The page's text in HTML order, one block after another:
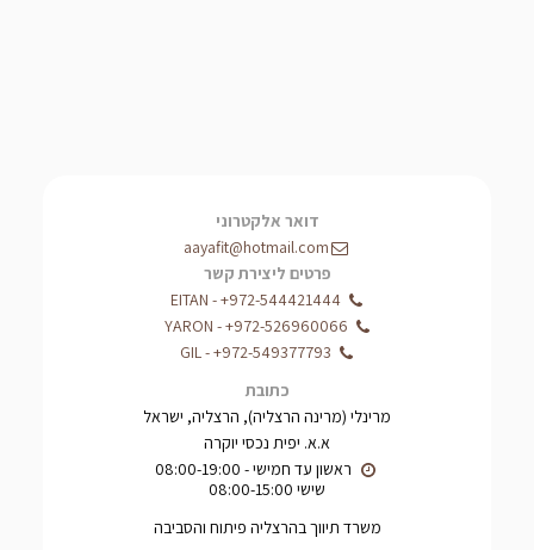
דואר אלקטרוני
aayafit@hotmail.com
פרטים ליצירת קשר
+972-544421444
-
EITAN
+972-526960066
-
YARON
+972-549377793
-
GIL
כתובת
מרינלי (מרינה הרצליה), הרצליה, ישראל
א.א. יפית נכסי יוקרה
שישי 08:00-15:00
משרד תיווך בהרצליה פיתוח והסביבה